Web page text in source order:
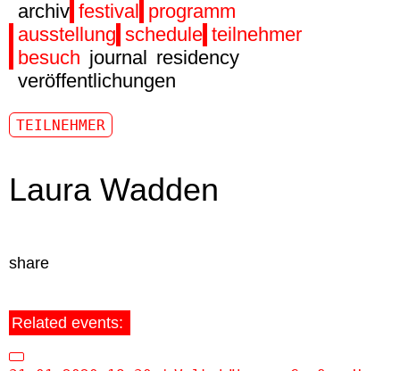
archiv festival programm
ausstellung schedule teilnehmer
besuch journal residency
veröffentlichungen
TEILNEHMER
Laura Wadden
share
Related events: